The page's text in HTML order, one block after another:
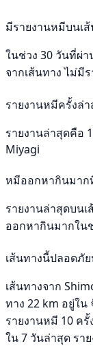
มีรายงานหมีบนเ
ในช่วง 30 วันที่ผ่
จากเส้นทาง ไม่มี
รายงานหมีครั้งล่
รายงานล่าสุดคือ
Miyagi
หมีออกหากินมาก
รายงานล่าสุดบน
ออกหากินมากใน
เส้นทางนี้ปลอดภั
เส้นทางจาก
ทาง 22 km อยู่ใน
รายงานหมี 10 ครั้
ใน 7 วันล่าสุด รา